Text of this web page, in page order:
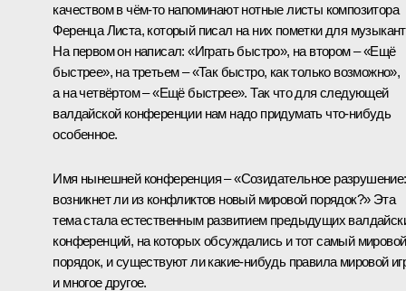
качеством в чём-то напоминают нотные листы композитора
Ференца Листа, который писал на них пометки для
На первом он написал: «Играть быстро», на втором – «Ещё
быстрее», на третьем – «Так быстро, как только возможно»,
а на четвёртом – «Ещё быстрее». Так что для следующей
валдайской конференции нам надо придумать что-нибудь
особенное.
Имя нынешней конференция – «Созидательное разрушение:
возникнет ли из конфликтов новый мировой порядок?» Эта
тема стала естественным развитием предыдущих
конференций, на которых обсуждались и тот самый мировой
порядок, и существуют ли какие-нибудь правила мировой
и многое другое.